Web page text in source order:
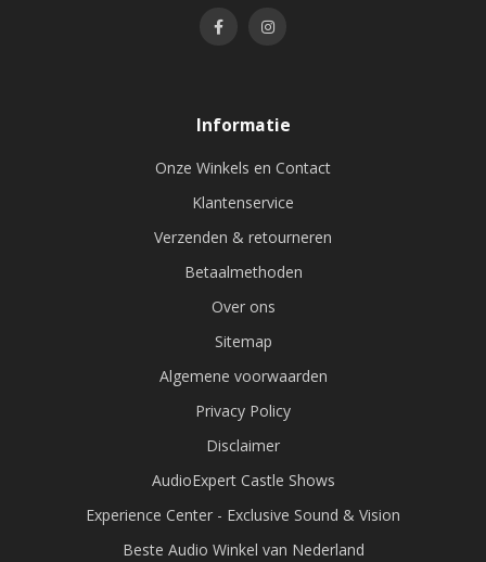
Informatie
Onze Winkels en Contact
Klantenservice
Verzenden & retourneren
Betaalmethoden
Over ons
Sitemap
Algemene voorwaarden
Privacy Policy
Disclaimer
AudioExpert Castle Shows
Experience Center - Exclusive Sound & Vision
Beste Audio Winkel van Nederland